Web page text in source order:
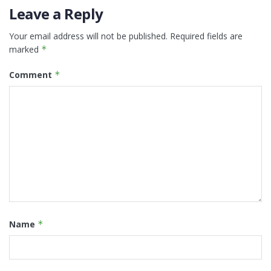
Leave a Reply
Your email address will not be published. Required fields are
marked *
Comment *
Name *